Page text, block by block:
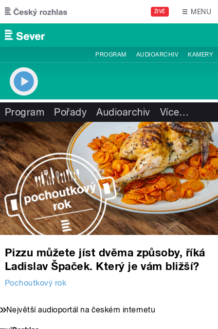
Přejít k hlavnímu obsahu
ŽIVĚ MENU
PROGRAM AUDIOARCHIV KAMERY
Program Pořady Audioarchiv Více…
Pizzu můžete jíst dvěma způsoby, říká
Ladislav Špaček. Který je vám bližší?
Pochoutkový rok
Největší audioportál na českém internetu